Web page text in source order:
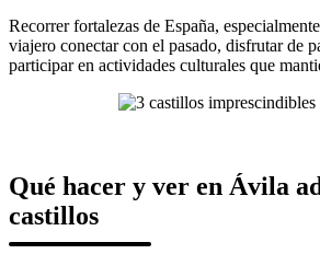
Recorrer fortalezas de España,
viajero conectar con el pasado, disfrutar de
participar en actividades culturales que
Qué hacer y ver en Ávila
castillos